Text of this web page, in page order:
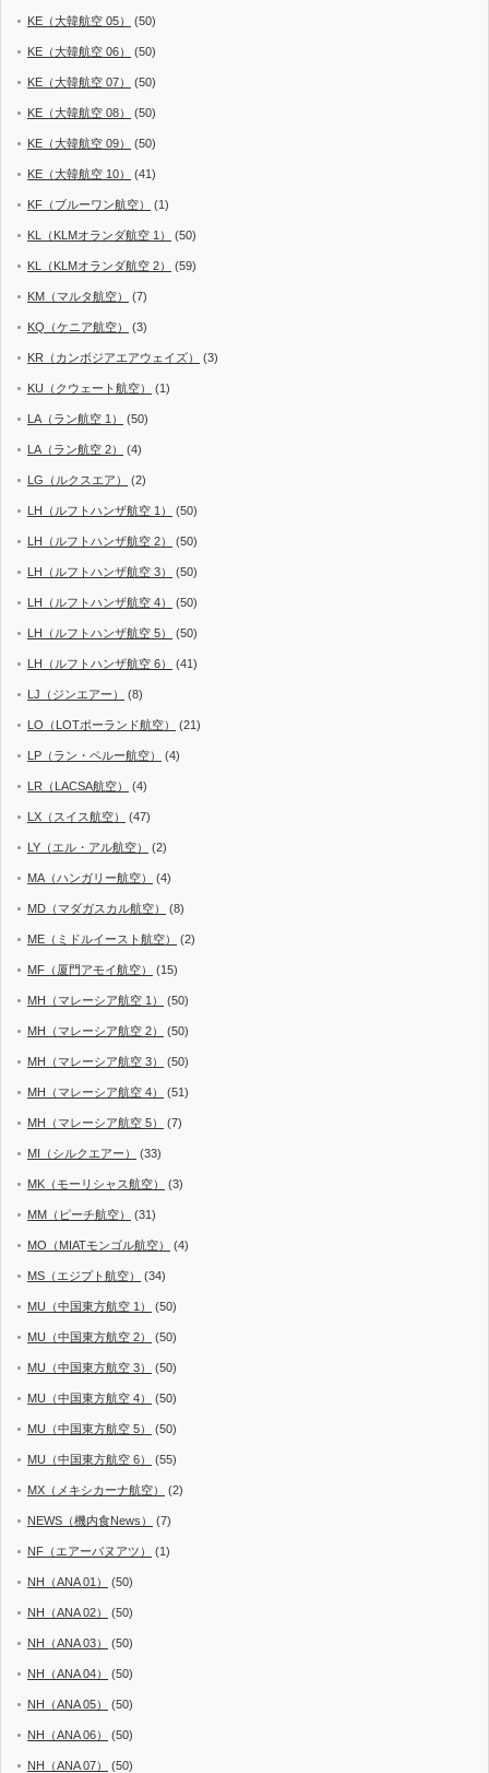
KE（大韓航空 05） (50)
KE（大韓航空 06） (50)
KE（大韓航空 07） (50)
KE（大韓航空 08） (50)
KE（大韓航空 09） (50)
KE（大韓航空 10） (41)
KF（ブルーワン航空） (1)
KL（KLMオランダ航空 1） (50)
KL（KLMオランダ航空 2） (59)
KM（マルタ航空） (7)
KQ（ケニア航空） (3)
KR（カンボジアエアウェイズ） (3)
KU（クウェート航空） (1)
LA（ラン航空 1） (50)
LA（ラン航空 2） (4)
LG（ルクスエア） (2)
LH（ルフトハンザ航空 1） (50)
LH（ルフトハンザ航空 2） (50)
LH（ルフトハンザ航空 3） (50)
LH（ルフトハンザ航空 4） (50)
LH（ルフトハンザ航空 5） (50)
LH（ルフトハンザ航空 6） (41)
LJ（ジンエアー） (8)
LO（LOTポーランド航空） (21)
LP（ラン・ペルー航空） (4)
LR（LACSA航空） (4)
LX（スイス航空） (47)
LY（エル・アル航空） (2)
MA（ハンガリー航空） (4)
MD（マダガスカル航空） (8)
ME（ミドルイースト航空） (2)
MF（厦門アモイ航空） (15)
MH（マレーシア航空 1） (50)
MH（マレーシア航空 2） (50)
MH（マレーシア航空 3） (50)
MH（マレーシア航空 4） (51)
MH（マレーシア航空 5） (7)
MI（シルクエアー） (33)
MK（モーリシャス航空） (3)
MM（ピーチ航空） (31)
MO（MIATモンゴル航空） (4)
MS（エジプト航空） (34)
MU（中国東方航空 1） (50)
MU（中国東方航空 2） (50)
MU（中国東方航空 3） (50)
MU（中国東方航空 4） (50)
MU（中国東方航空 5） (50)
MU（中国東方航空 6） (55)
MX（メキシカーナ航空） (2)
NEWS（機内食News） (7)
NF（エアーバヌアツ） (1)
NH（ANA 01） (50)
NH（ANA 02） (50)
NH（ANA 03） (50)
NH（ANA 04） (50)
NH（ANA 05） (50)
NH（ANA 06） (50)
NH（ANA 07） (50)